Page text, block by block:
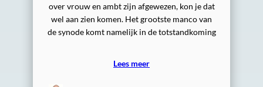
over vrouw en ambt zijn afgewezen, kon je dat
wel aan zien komen. Het grootste manco van
de synode komt namelijk in de totstandkoming
Lees meer